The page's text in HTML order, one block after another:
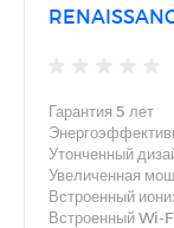
Гарантия 5 лет
Утонченный
Увеличенная
Встроенный
Встроенный Wi-